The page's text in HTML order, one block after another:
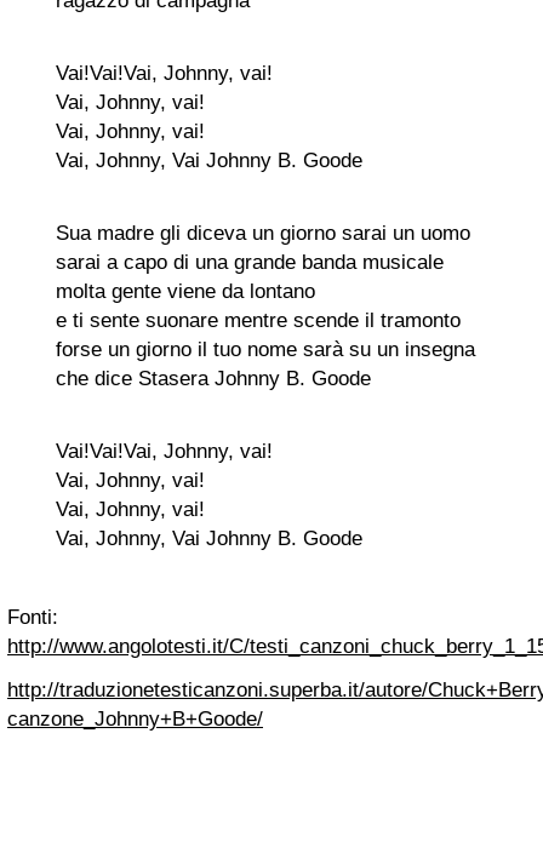
Vai!Vai!Vai, Johnny, vai!
Vai, Johnny, vai!
Vai, Johnny, vai!
Vai, Johnny, Vai Johnny B. Goode
Sua madre gli diceva un giorno sarai un uomo
sarai a capo di una grande banda musicale
molta gente viene da lontano
e ti sente suonare mentre scende il tramonto
forse un giorno il tuo nome sarà su un insegna
che dice Stasera Johnny B. Goode
Vai!Vai!Vai, Johnny, vai!
Vai, Johnny, vai!
Vai, Johnny, vai!
Vai, Johnny, Vai Johnny B. Goode
Fonti:
http://www.angolotesti.it/C/
http://traduzionetesticanzoni.superba.it/autore/
canzone_Johnny+B+Goode/